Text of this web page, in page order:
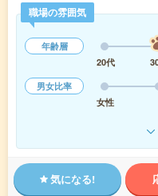
職場の雰囲気
年齢層
20代
男女比率
女性
気になる!